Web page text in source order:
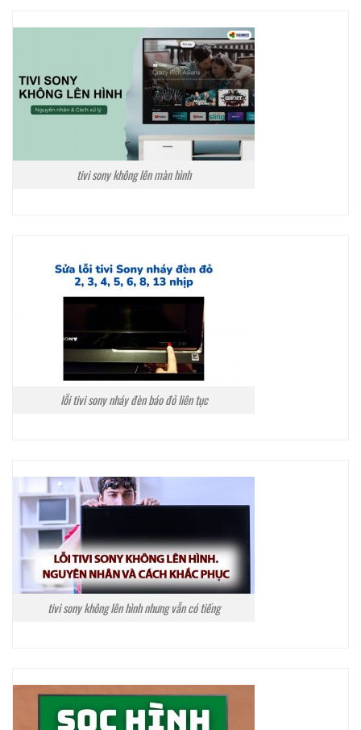
tivi sony không lên màn hình
lỗi tivi sony nháy đèn báo đỏ liên tục
tivi sony không lên hình nhưng vẫn có tiếng